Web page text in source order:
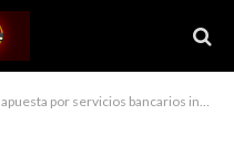
inclusivos con la finalidad de hacerlos más factibles para las personas con discapacidad